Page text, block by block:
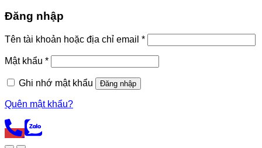
Đăng nhập
Tên tài khoản hoặc địa chỉ email *
Mật khẩu *
Ghi nhớ mật khẩu Đăng nhập
Quên mật khẩu?